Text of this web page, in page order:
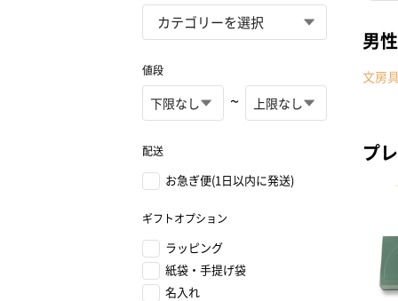
値段
~
配送
お急ぎ便(1日以内に発送)
ギフトオプション
ラッピング
紙袋・手提げ袋
名入れ
男
文房
プ